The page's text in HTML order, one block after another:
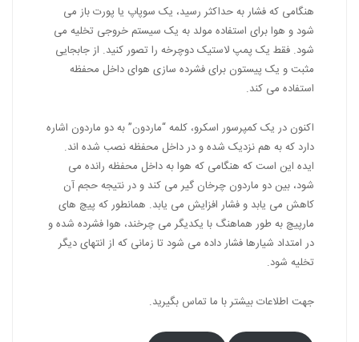
هنگامی که فشار به حداکثر رسید، یک سوپاپ یا پورت باز می
شود و هوا برای استفاده مولد به یک سیستم خروجی تخلیه می
شود. فقط یک پمپ لاستیک دوچرخه را تصور کنید. از جابجایی
مثبت و یک پیستون برای فشرده سازی هوای داخل محفظه
استفاده می کند.
اکنون در یک کمپرسور اسکرو، کلمه “ماردون” به دو ماردون اشاره
دارد که به هم نزدیک شده و در داخل محفظه نصب شده اند.
ایده این است که هنگامی که هوا به داخل محفظه رانده می
شود، بین دو ماردون چرخان گیر می کند و در نتیجه حجم آن
کاهش می یابد و فشار افزایش می یابد. همانطور که پیچ های
مارپیچ به طور هماهنگ با یکدیگر می چرخند، هوا فشرده شده و
در امتداد شیارها فشار داده می شود تا زمانی که از انتهای دیگر
تخلیه شود.
جهت اطلاعات بیشتر با ما تماس بگیرید.